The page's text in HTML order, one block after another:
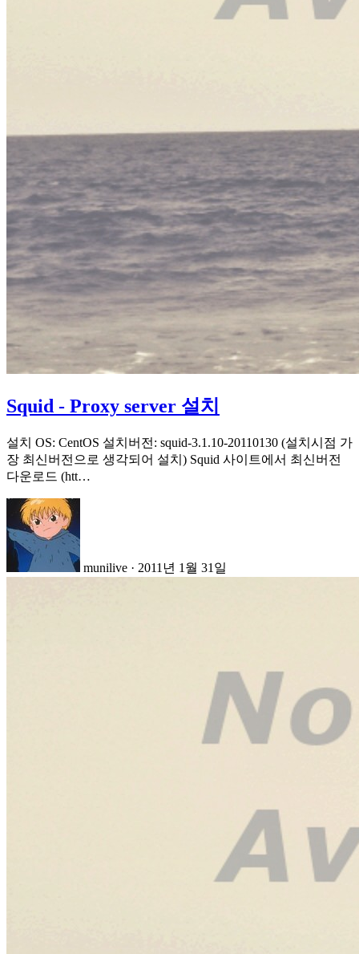
Squid - Proxy server 설치
설치 OS: CentOS 설치버전: squid-3.1.10-20110130 (설치시점 가
장 최신버전으로 생각되어 설치) Squid 사이트에서 최신버전
다운로드 (htt…
munilive · 2011년 1월 31일